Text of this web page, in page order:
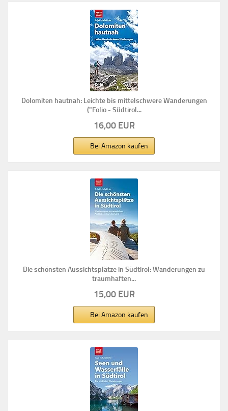
Dolomiten hautnah: Leichte bis mittelschwere Wanderungen
("Folio - Südtirol...
16,00 EUR
Bei Amazon kaufen
Die schönsten Aussichtsplätze in Südtirol: Wanderungen zu
traumhaften...
15,00 EUR
Bei Amazon kaufen